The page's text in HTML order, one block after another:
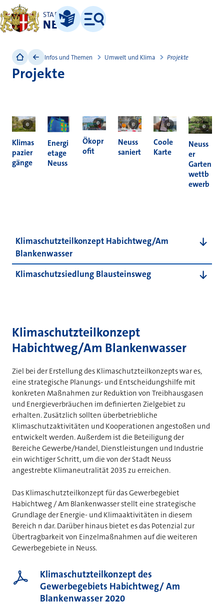
STADT
NEUSS
Leichte Sprache
Menü
Infos und Themen Umwelt und Klima Projekte
Projekte
©Foto: Markus van Offern
Klimas
pazier
gänge
Energi
etage
Neuss
©Foto: Stadt Neuss
Ökopr
ofit
©Foto: Stadt Neuss
Neuss
saniert
©Stadt Neuss
Coole
Karte
©Albrecht-
Neuss
er
Garten
wettb
ewerb
Klimaschutzteilkonzept Habichtweg/Am
Blankenwasser
Klimaschutzsiedlung Blausteinsweg
Klimaschutzteilkonzept
Habichtweg/Am Blankenwasser
Ziel bei der Erstellung des Klimaschutzteilkonzepts war es,
eine strategische Planungs- und Entscheidungshilfe mit
konkreten Maßnahmen zur Reduktion von Treibhausgasen
und Energieverbräuchen im definierten Zielgebiet zu
erhalten. Zusätzlich sollten überbetriebliche
Klimaschutzaktivitäten und Kooperationen angestoßen und
entwickelt werden. Außerdem ist die Beteiligung der
Bereiche Gewerbe/Handel, Dienstleistungen und Industrie
ein wichtiger Schritt, um die von der Stadt Neuss
angestrebte Klimaneutralität 2035 zu erreichen.
Das Klimaschutzteilkonzept für das Gewerbegebiet
Habichtweg / Am Blankenwasser stellt eine strategische
Grundlage der Energie- und Klimaaktivitäten in diesem
Bereich n dar. Darüber hinaus bietet es das Potenzial zur
Übertragbarkeit von Einzelmaßnahmen auf die weiteren
Gewerbegebiete in Neuss.
Klimaschutzteilkonzept des
Gewerbegebiets Habichtweg/ Am
Blankenwasser 2020